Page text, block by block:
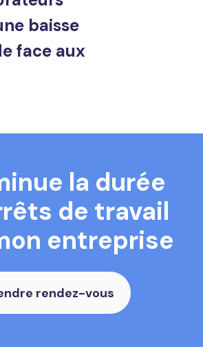
baisse
face aux
la durée
de travail
entreprise
rendez-vous